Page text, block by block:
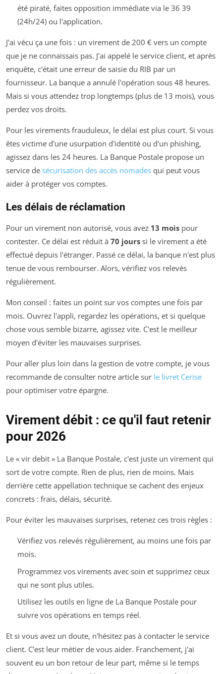
été piraté, faites opposition immédiate via le 36 39
(24h/24) ou l'application.
J'ai vécu ça une fois : un virement de 200 € vers un compte
que je ne connaissais pas. J'ai appelé le service client, et après
enquête, c'était une erreur de saisie du RIB par un
fournisseur. La banque a annulé l'opération sous 48 heures.
Mais si vous attendez trop longtemps (plus de 13 mois), vous
perdez vos droits.
Pour les virements frauduleux, le délai est plus court. Si vous
êtes victime d'une usurpation d'identité ou d'un phishing,
agissez dans les 24 heures. La Banque Postale propose un
service de sécurisation des accès nomades qui peut vous
aider à protéger vos comptes.
Les délais de réclamation
Pour un virement non autorisé, vous avez 13 mois pour
contester. Ce délai est réduit à 70 jours si le virement a été
effectué depuis l'étranger. Passé ce délai, la banque n'est plus
tenue de vous rembourser. Alors, vérifiez vos relevés
régulièrement.
Mon conseil : faites un point sur vos comptes une fois par
mois. Ouvrez l'appli, regardez les opérations, et si quelque
chose vous semble bizarre, agissez vite. C'est le meilleur
moyen d'éviter les mauvaises surprises.
Pour aller plus loin dans la gestion de votre compte, je vous
recommande de consulter notre article sur le livret Cerise
pour optimiser votre épargne.
Virement débit : ce qu'il faut retenir
pour 2026
Le « vir debit » La Banque Postale, c'est juste un virement qui
sort de votre compte. Rien de plus, rien de moins. Mais
derrière cette appellation technique se cachent des enjeux
concrets : frais, délais, sécurité.
Pour éviter les mauvaises surprises, retenez ces trois règles :
Vérifiez vos relevés régulièrement, au moins une fois par
mois.
Programmez vos virements avec soin et supprimez ceux
qui ne sont plus utiles.
Utilisez les outils en ligne de La Banque Postale pour
suivre vos opérations en temps réel.
Et si vous avez un doute, n'hésitez pas à contacter le service
client. C'est leur métier de vous aider. Franchement, j'ai
souvent eu un bon retour de leur part, même si le temps